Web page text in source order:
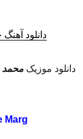
دانلود آهنگ
دانلود موزیک محمد
Marg